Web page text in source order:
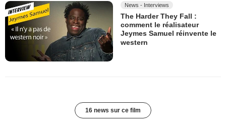
News - Interviews
The Harder They Fall :
comment le réalisateur
Jeymes Samuel réinvente le
western
16 news sur ce film